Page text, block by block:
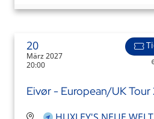
20
März 2027
20:00
Eivør - European/UK Tour